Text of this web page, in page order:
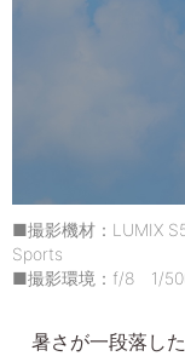
■撮影機材：LUMIX
Sports
■撮影環境：f/8 1/
暑さが一段落し